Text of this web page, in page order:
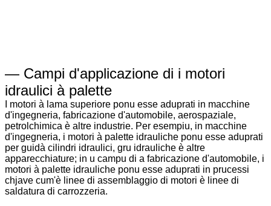
— Campi d'applicazione di i motori
idraulici à palette
I motori à lama superiore ponu esse aduprati in macchine
d'ingegneria, fabricazione d'automobile, aerospaziale,
petrolchimica è altre industrie. Per esempiu, in macchine
d'ingegneria, i motori à palette idrauliche ponu esse aduprati
per guidà cilindri idraulici, gru idrauliche è altre
apparecchiature; in u campu di a fabricazione d'automobile, i
motori à palette idrauliche ponu esse aduprati in prucessi
chjave cum'è linee di assemblaggio di motori è linee di
saldatura di carrozzeria.